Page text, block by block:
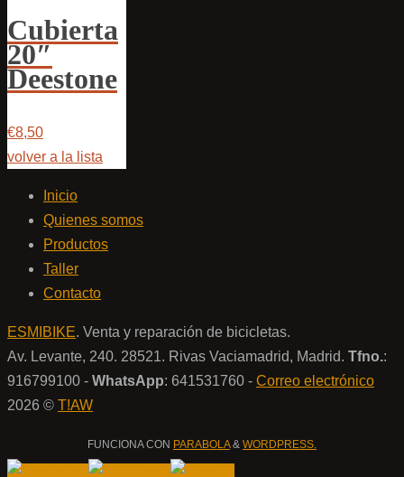
Cubierta
20″
Deestone
€8,50
volver a la lista
Inicio
Quienes somos
Productos
Taller
Contacto
ESMIBIKE. Venta y reparación de bicicletas.
Av. Levante, 240. 28521. Rivas Vaciamadrid, Madrid. Tfno.:
916799100 - WhatsApp: 641531760 - Correo electrónico
2026 © T!AW
FUNCIONA CON PARABOLA& WORDPRESS.